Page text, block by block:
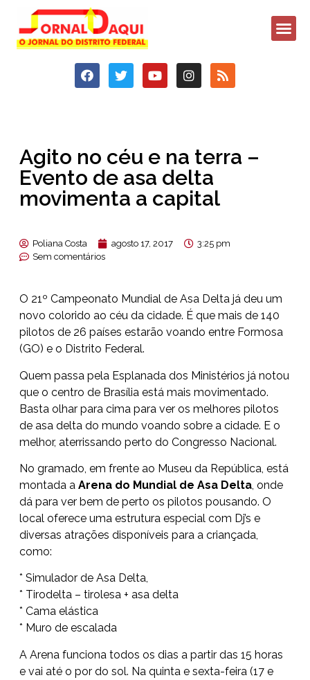
Agito no céu e na terra –
Evento de asa delta
movimenta a capital
Poliana Costa agosto 17, 2017
3:25 pm
Sem comentários
O 21º Campeonato Mundial de Asa Delta já deu um
novo colorido ao céu da cidade. É que mais de 140
pilotos de 26 países estarão voando entre Formosa
(GO) e o Distrito Federal.
Quem passa pela Esplanada dos Ministérios já notou
que o centro de Brasília está mais movimentado.
Basta olhar para cima para ver os melhores pilotos
de asa delta do mundo voando sobre a cidade. E o
melhor, aterrissando perto do Congresso Nacional.
No gramado, em frente ao Museu da República, está
montada a Arena do Mundial de Asa Delta, onde
dá para ver bem de perto os pilotos pousando. O
local oferece uma estrutura especial com Dj’s e
diversas atrações disponíveis para a criançada,
como:
* Simulador de Asa Delta,
* Tirodelta – tirolesa + asa delta
* Cama elástica
* Muro de escalada
A Arena funciona todos os dias a partir das 15 horas
e vai até o por do sol. Na quinta e sexta-feira (17 e